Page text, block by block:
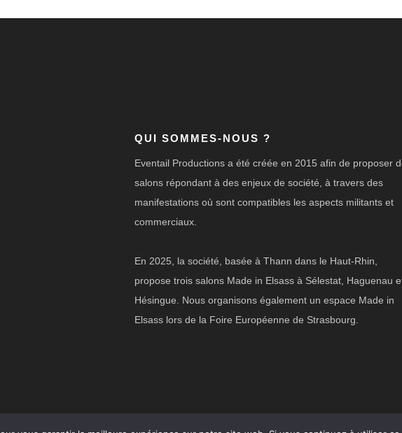
QUI SOMMES-NOUS ?
Eventail Productions a été créée en 2015 afin de proposer
salons répondant à des enjeux de société, à travers des
manifestations où sont compatibles les aspects militants et
commerciaux.
En 2025, la société, basée à Thann dans le Haut-Rhin,
propose trois salons Made in Elsass à Sélestat, Haguenau
Hésingue. Nous organisons également un espace Made in
Elsass lors de la Foire Européenne de Strasbourg.